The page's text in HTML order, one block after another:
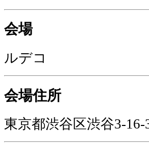
会場
ルデコ
会場住所
東京都渋谷区渋谷3-